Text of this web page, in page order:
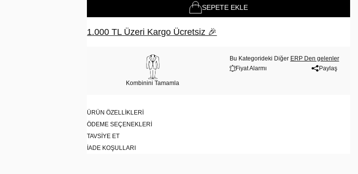
SEPETE EKLE
1.000 TL Üzeri Kargo Ücretsiz 🎉
Kombinini Tamamla
Bu Kategorideki Diğer ERP Den gelenler
Fiyat Alarmı
Paylaş
ÜRÜN ÖZELLIKLERI
ÖDEME SEÇENEKLERI
TAVSIYE ET
İADE KOŞULLARI